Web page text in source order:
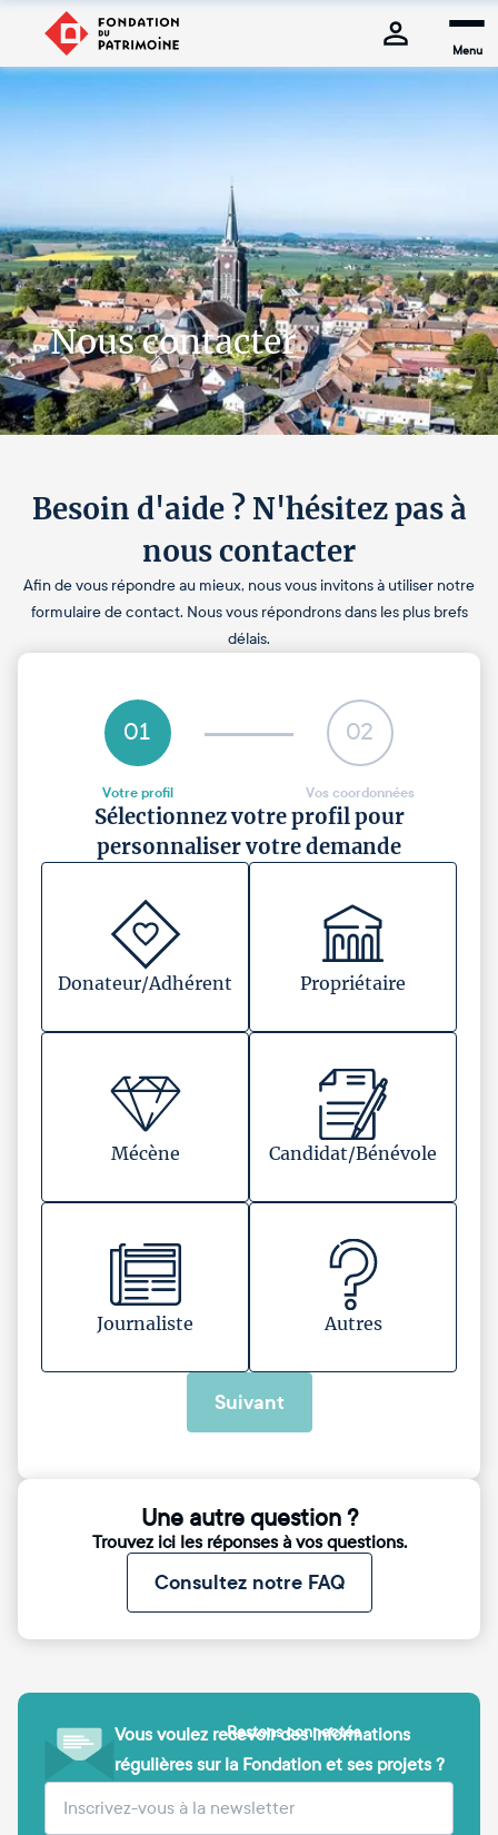
Menu
Nous contacter
Besoin d'aide ? N'hésitez pas à
nous contacter
Afin de vous répondre au mieux, nous vous invitons à utiliser notre
formulaire de contact. Nous vous répondrons dans les plus brefs
délais.
01
Votre profil
02
Vos coordonnées
Sélectionnez votre profil pour
personnaliser votre demande
Donateur/Adhérent Propriétaire
Mécène Candidat/Bénévole
Journaliste Autres
Suivant
Une autre question ?
Trouvez ici les réponses à vos questions.
Consultez notre FAQ
Vous voulez recevoir des informations
régulières sur la Fondation et ses projets ?
Votre adresse e-mail (obligatoire)
Restons connectés